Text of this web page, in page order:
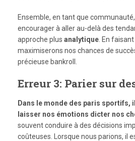
Ensemble, en tant que
encourager à aller au-delà des
approche plus analytique . En
maximiserons nos chances de
précieuse bankroll.
Erreur 3: Parier sur
Dans le monde des paris sportifs,
laisser nos émotions dicter nos
souvent conduire à des décisions
coûteuses. Lorsque nous parions, il